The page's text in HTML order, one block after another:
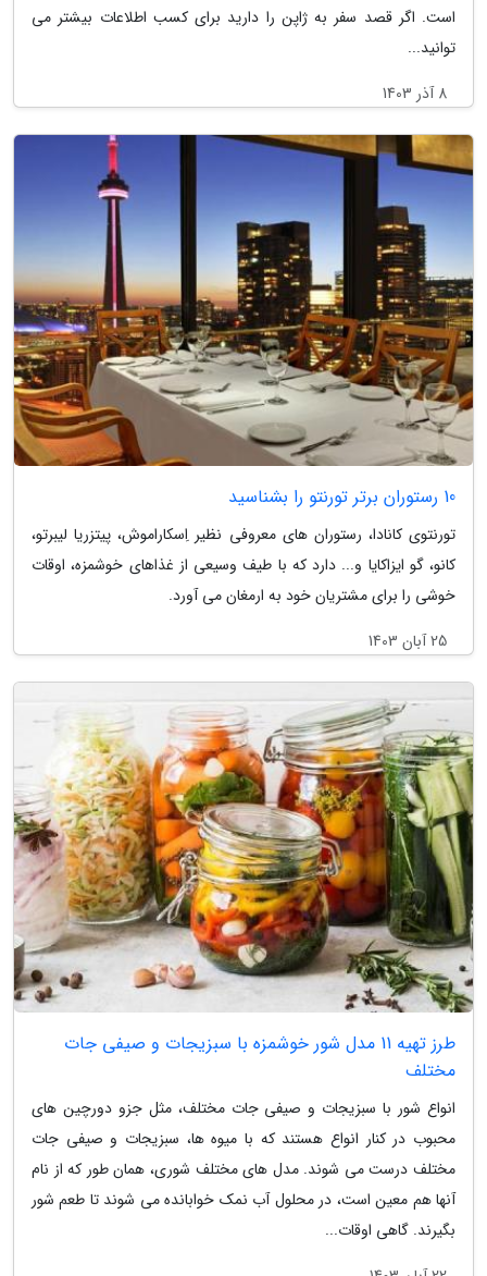
است. اگر قصد سفر به ژاپن را دارید برای کسب اطلاعات بیشتر می
توانید...
8 آذر 1403
10 رستوران برتر تورنتو را بشناسید
تورنتوی کانادا، رستوران های معروفی نظیر اِسکاراموش، پیتزریا لیبرتو،
کانو، گو ایزاکایا و... دارد که با طیف وسیعی از غذاهای خوشمزه، اوقات
خوشی را برای مشتریان خود به ارمغان می آورد.
25 آبان 1403
طرز تهیه 11 مدل شور خوشمزه با سبزیجات و صیفی جات
مختلف
انواع شور با سبزیجات و صیفی جات مختلف، مثل جزو دورچین های
محبوب در کنار انواع هستند که با میوه ها، سبزیجات و صیفی جات
مختلف درست می شوند. مدل های مختلف شوری، همان طور که از نام
آنها هم معین است، در محلول آب نمک خوابانده می شوند تا طعم شور
بگیرند. گاهی اوقات...